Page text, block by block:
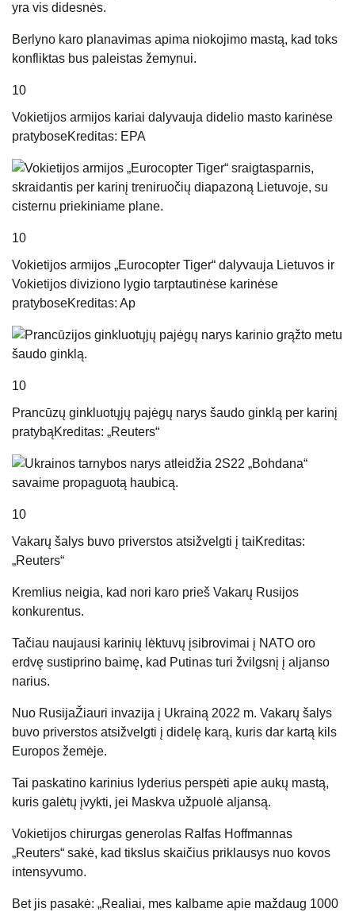
yra vis didesnės.
Berlyno karo planavimas apima niokojimo mastą, kad toks
konfliktas bus paleistas žemynui.
10
Vokietijos armijos kariai dalyvauja didelio masto karinėse
pratyboseKreditas: EPA
10
Vokietijos armijos „Eurocopter Tiger“ dalyvauja Lietuvos ir
Vokietijos diviziono lygio tarptautinėse karinėse
pratyboseKreditas: Ap
10
Prancūzų ginkluotųjų pajėgų narys šaudo ginklą per karinį
pratybąKreditas: „Reuters“
10
Vakarų šalys buvo priverstos atsižvelgti į taiKreditas:
„Reuters“
Kremlius neigia, kad nori karo prieš Vakarų Rusijos
konkurentus.
Tačiau naujausi karinių lėktuvų įsibrovimai į NATO oro
erdvę sustiprino baimę, kad Putinas turi žvilgsnį į aljanso
narius.
Nuo RusijaŽiauri invazija į Ukrainą 2022 m. Vakarų šalys
buvo priverstos atsižvelgti į didelę karą, kuris dar kartą kils
Europos žemėje.
Tai paskatino karinius lyderius perspėti apie aukų mastą,
kuris galėtų įvykti, jei Maskva užpuolė aljansą.
Vokietijos chirurgas generolas Ralfas Hoffmannas
„Reuters“ sakė, kad tikslus skaičius priklausys nuo kovos
intensyvumo.
Bet jis pasakė: „Realiai, mes kalbame apie maždaug 1000